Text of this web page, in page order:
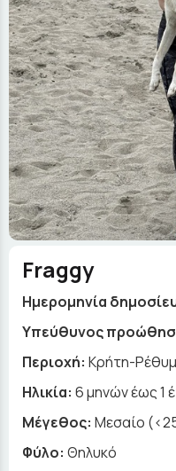
Fraggy
Ημερομηνία
Yπεύθυνος
Περιοχή: Κρήτη-
Ηλικία: 6 μηνών έως 1
Μέγεθος: Μεσαίο
Φύλο: Θηλυκό